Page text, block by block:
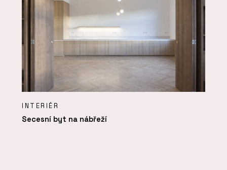
INTERIÉR
Secesní byt na nábřeží